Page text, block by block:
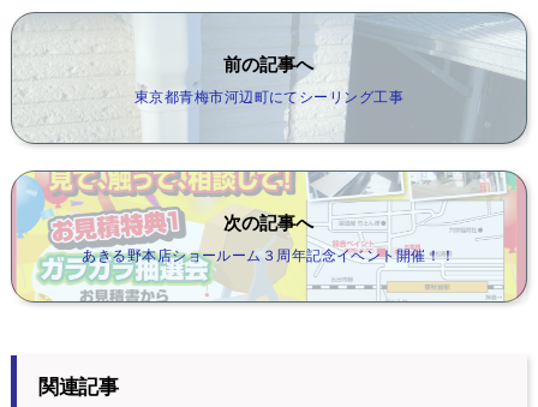
前の記事へ
東京都青梅市河辺町にてシーリング工事
次の記事へ
あきる野本店ショールーム３周年記念イベント開催！！
関連記事